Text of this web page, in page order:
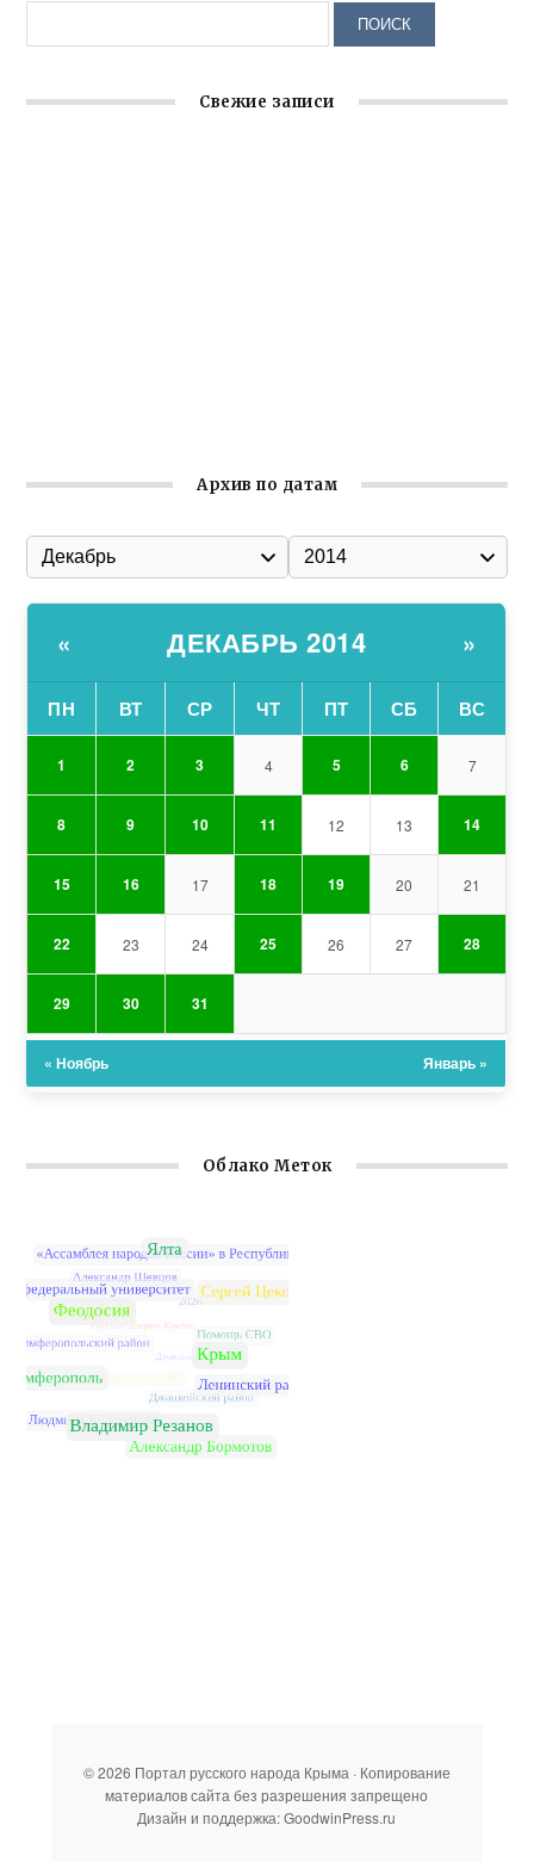
Свежие записи
Архив по датам
« ДЕКАБРЬ 2014 »
ПН ВТ СР ЧТ ПТ СБ ВС
1 2 3 4 5 6 7
8 9 10 11 12 13 14
15 16 17 18 19 20 21
22 23 24 25 26 27 28
29 30 31
« Ноябрь Январь »
Облако Меток
© 2026 Портал русского народа Крыма · Копирование
материалов сайта без разрешения запрещено
Дизайн и поддержка: GoodwinPress.ru